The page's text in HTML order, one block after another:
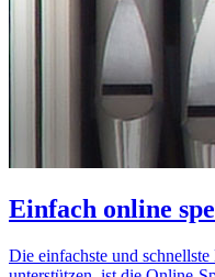
Einfach online
Die einfachste und